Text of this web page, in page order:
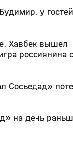
у
Хавбек вышел
россиянина
Сосьедад»
на день